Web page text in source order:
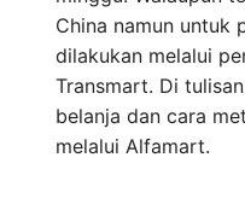
China namun untuk
dilakukan melalui
Transmart. Di
belanja dan cara
melalui Alfamart.